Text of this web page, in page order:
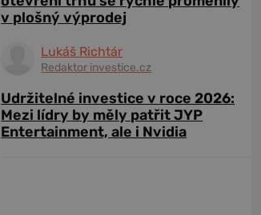
v plošný výprodej
Lukáš Richtár
Redaktor investice.cz
Udržitelné investice v roce 2026:
Mezi lídry by měly patřit JYP
Entertainment, ale i Nvidia